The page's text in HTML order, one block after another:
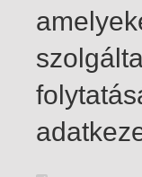
1-2 / insgesamt 2 Treffer